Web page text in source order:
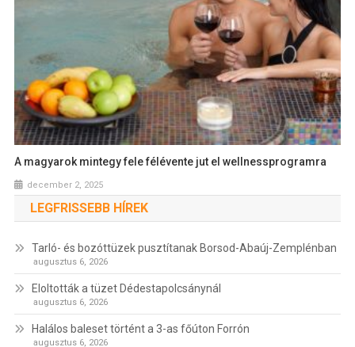
A magyarok mintegy fele félévente jut el wellnessprogramra
december 2, 2025
LEGFRISSEBB HÍREK
Tarló- és bozóttüzek pusztítanak Borsod-Abaúj-Zemplénban
augusztus 6, 2026
Eloltották a tüzet Dédestapolcsánynál
augusztus 6, 2026
Halálos baleset történt a 3-as főúton Forrón
augusztus 6, 2026